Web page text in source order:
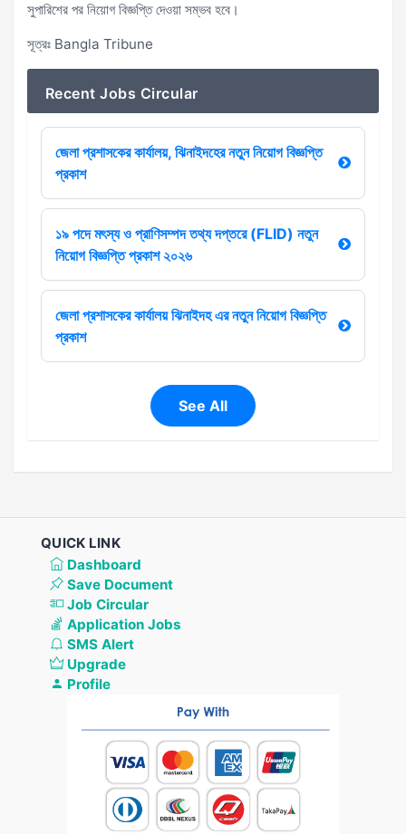
সুপারিশের পর নিয়োগ বিজ্ঞপ্তি দেওয়া সম্ভব হবে।
সূত্রঃ Bangla Tribune
Recent Jobs Circular
জেলা প্রশাসকের কার্যালয়, ঝিনাইদহের নতুন নিয়োগ বিজ্ঞপ্তি
প্রকাশ
১৯ পদে মৎস্য ও প্রাণিসম্পদ তথ্য দপ্তরে (FLID) নতুন
নিয়োগ বিজ্ঞপ্তি প্রকাশ ২০২৬
জেলা প্রশাসকের কার্যালয় ঝিনাইদহ এর নতুন নিয়োগ বিজ্ঞপ্তি
প্রকাশ
See All
QUICK LINK
Dashboard
Save Document
Job Circular
Application Jobs
SMS Alert
Upgrade
Profile